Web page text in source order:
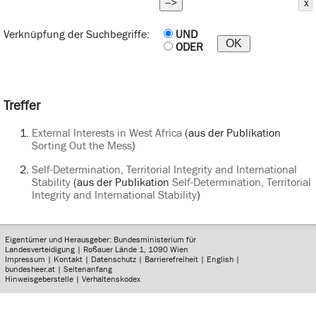
Verknüpfung der Suchbegriffe:
UND
ODER
Treffer
External Interests in West Africa(aus der Publikation
Sorting Out the Mess)
Self-Determination, Territorial Integrity and International
Stability(aus der Publikation Self-Determination, Territorial
Integrity and International Stability)
Eigentümer und Herausgeber: Bundesministerium für
Landesverteidigung | Roßauer Lände 1, 1090 Wien
Impressum | Kontakt | Datenschutz | Barrierefreiheit | English |
bundesheer.at |Seitenanfang
Hinweisgeberstelle |Verhaltenskodex